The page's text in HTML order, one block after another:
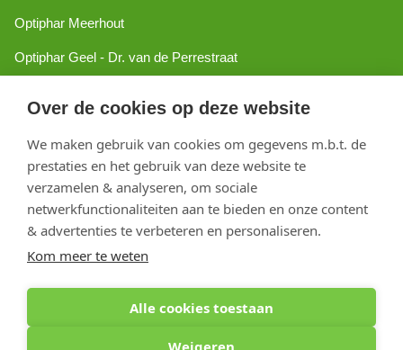
Over de cookies op deze website
We maken gebruik van cookies om gegevens m.b.t. de
prestaties en het gebruik van deze website te
verzamelen & analyseren, om sociale
netwerkfunctionaliteiten aan te bieden en onze content
& advertenties te verbeteren en personaliseren.
Kom meer te weten
Alle cookies toestaan
Weigeren
Optiphar Meerhout
Optiphar Geel - Dr. van de Perrestraat
Optiphar Mol
Copyright 2026 optiphar.com. Alle rechten voorbehouden